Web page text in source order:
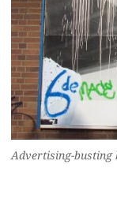
Advertising-busting